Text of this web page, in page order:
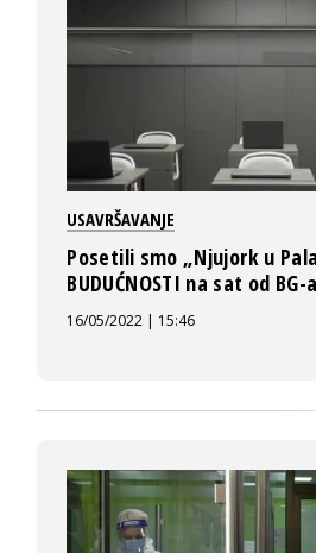
USAVRŠAVANJE
Posetili smo „Njujork u
BUDUĆNOSTI na sat od BG-
16/05/2022 | 15:46